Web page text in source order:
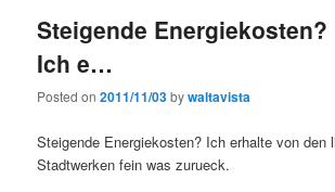
Steigende Energiekosten?
Ich e…
Posted on2011/11/03bywaltavista
Steigende Energiekosten? Ich erhalte von den
Stadtwerken fein was zurueck.